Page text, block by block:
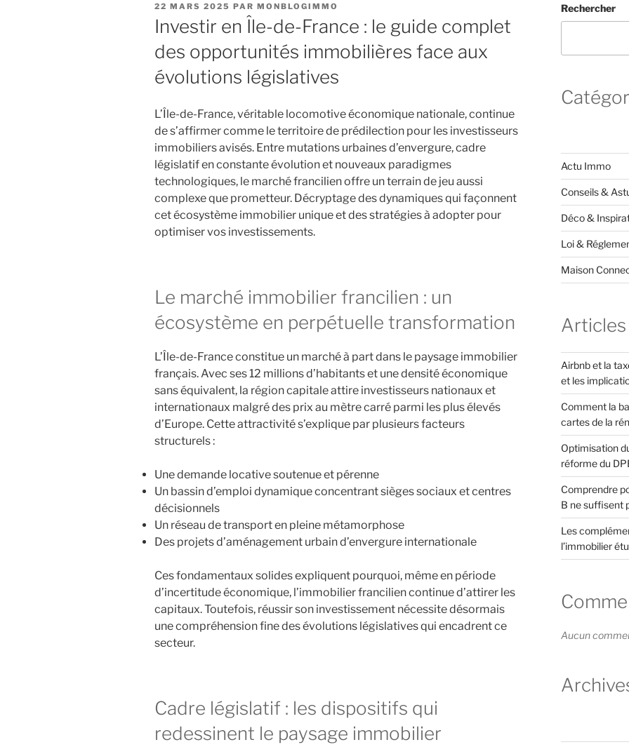
PUBLIÉ
LE
22 MARS 2025 PAR MONBLOGIMMO
Investir en Île-de-France : le guide complet
des opportunités immobilières face aux
évolutions législatives
L’Île-de-France, véritable locomotive économique nationale, continue
de s’affirmer comme le territoire de prédilection pour les investisseurs
immobiliers avisés. Entre mutations urbaines d’envergure, cadre
législatif en constante évolution et nouveaux paradigmes
technologiques, le marché francilien offre un terrain de jeu aussi
complexe que prometteur. Décryptage des dynamiques qui façonnent
cet écosystème immobilier unique et des stratégies à adopter pour
optimiser vos investissements.
Le marché immobilier francilien : un
écosystème en perpétuelle transformation
L’Île-de-France constitue un marché à part dans le paysage immobilier
français. Avec ses 12 millions d’habitants et une densité économique
sans équivalent, la région capitale attire investisseurs nationaux et
internationaux malgré des prix au mètre carré parmi les plus élevés
d’Europe. Cette attractivité s’explique par plusieurs facteurs
structurels :
Une demande locative soutenue et pérenne
Un bassin d’emploi dynamique concentrant sièges sociaux et centres
décisionnels
Un réseau de transport en pleine métamorphose
Des projets d’aménagement urbain d’envergure internationale
Ces fondamentaux solides expliquent pourquoi, même en période
d’incertitude économique, l’immobilier francilien continue d’attirer les
capitaux. Toutefois, réussir son investissement nécessite désormais
une compréhension fine des évolutions législatives qui encadrent ce
secteur.
Cadre législatif : les dispositifs qui
redessinent le paysage immobilier
Rechercher
Actu Immo
Conseils &
Déco &
Loi &
Maison
Airbnb et la
et les
Comment la
cartes de la
Optimisation
réforme du
Comprendre
B ne suffisent
Les
l’immobilier
Aucun